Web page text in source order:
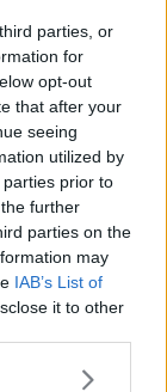
parties, or
for
opt-out
that after your
seeing
utilized by
prior to
further
parties on the
may
IAB’s List of
it to other
more Google
IN